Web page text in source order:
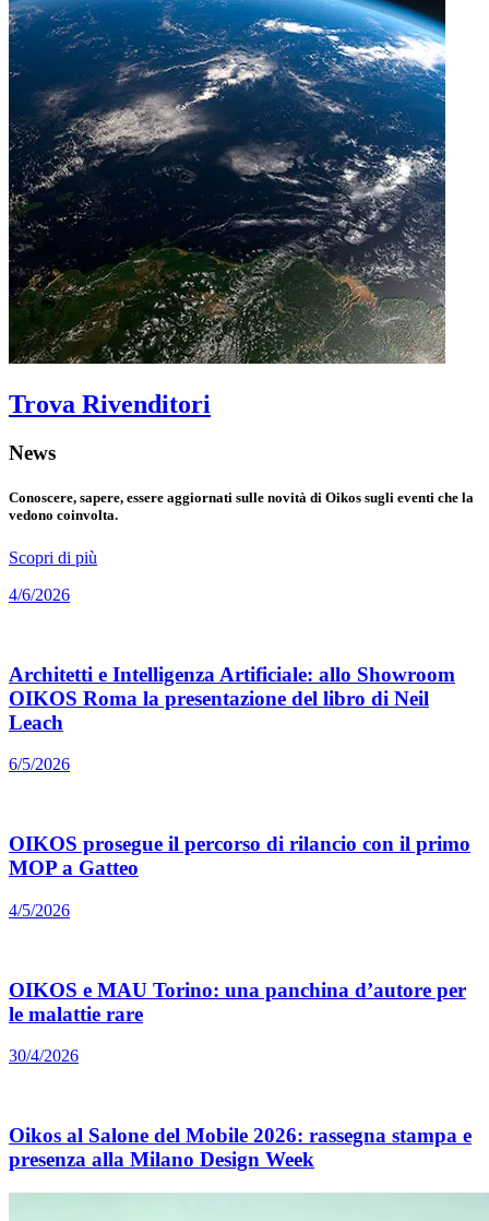
Trova Rivenditori
News
Conoscere, sapere, essere aggiornati sulle novità di Oikos sugli eventi che la
vedono coinvolta.
Scopri di più
4/6/2026
Architetti e Intelligenza Artificiale: allo Showroom
OIKOS Roma la presentazione del libro di Neil
Leach
6/5/2026
OIKOS prosegue il percorso di rilancio con il primo
MOP a Gatteo
4/5/2026
OIKOS e MAU Torino: una panchina d’autore per
le malattie rare
30/4/2026
Oikos al Salone del Mobile 2026: rassegna stampa e
presenza alla Milano Design Week